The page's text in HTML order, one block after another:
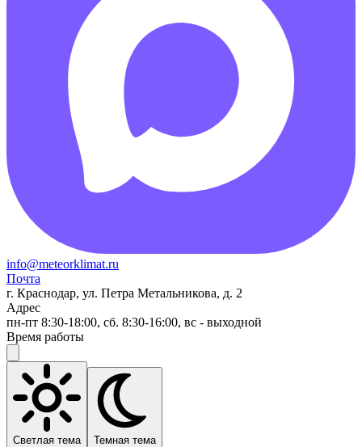
info@meteorklimat.ru
Почта
г. Краснодар, ул. Петра Метальникова, д. 2
Адрес
пн-пт 8:30-18:00, сб. 8:30-16:00, вс - выходной
Время работы
Светлая тема Темная тема